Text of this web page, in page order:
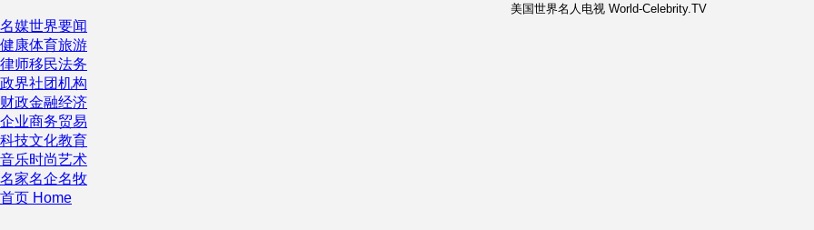
美国世界名人电视 World-Celebrity.TV
名媒世界要闻
健康体育旅游
律师移民法务
政界社团机构
财政金融经济
企业商务贸易
科技文化教育
音乐时尚艺术
名家名企名牧
首页 Home